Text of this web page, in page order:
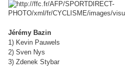
Jérémy Bazin
1) Kevin Pauwels
2) Sven Nys
3) Zdenek Stybar